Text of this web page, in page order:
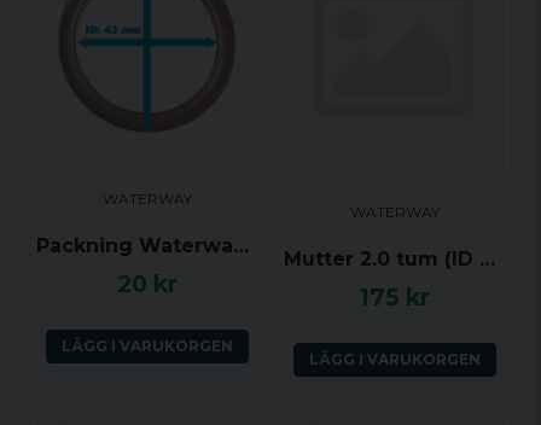
WATERWAY
Packning Waterway Mini Jet Wall, ID 43 och YD 55 mm
20 kr
LÄGG I VARUKORGEN
WATERWAY
Mutter 2.0 tum (ID 75 mm) sågtandsgänga, med böj 45 grader (ha)
175 kr
LÄGG I VARUKORGEN